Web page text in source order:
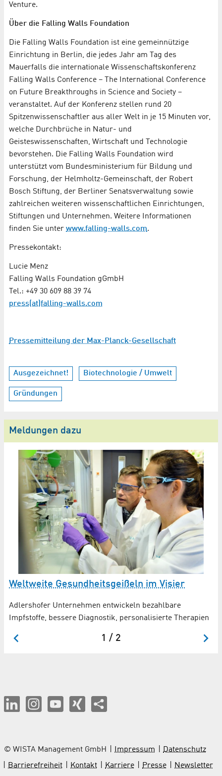
Venture.
Über die Falling Walls Foundation
Die Falling Walls Foundation ist eine gemeinnützige
Einrichtung in Berlin, die jedes Jahr am Tag des
Mauerfalls die internationale Wissenschaftskonferenz
Falling Walls Conference – The International Conference
on Future Breakthroughs in Science and Society –
veranstaltet. Auf der Konferenz stellen rund 20
Spitzenwissenschaftler aus aller Welt in je 15 Minuten vor,
welche Durchbrüche in Natur-­ und
Geisteswissenschaften, Wirtschaft und Technologie
bevorstehen. Die Falling Walls Foundation wird
unterstützt vom Bundesministerium für Bildung und
Forschung, der Helmholtz-­Gemeinschaft, der Robert
Bosch Stiftung, der Berliner Senatsverwaltung sowie
zahlreichen weiteren wissenschaftlichen Einrichtungen,
Stiftungen und Unternehmen. Weitere Informationen
finden Sie unter www.falling-walls.com.
Pressekontakt:
Lucie Menz
Falling Walls Foundation gGmbH
Tel.: +49 30 609 88 39 74
press(at)falling-walls.com
Pressemitteilung der Max-Planck-Gesellschaft
Ausgezeichnet! Biotechnologie / Umwelt
Gründungen
Meldungen dazu
Weltweite Gesundheitsgeißeln im Visier
Adlershofer Unternehmen entwickeln bezahlbare
Impfstoffe, bessere Diagnostik, personalisierte Therapien
1 / 2
© WISTA Management GmbH Impressum
Datenschutz
Barrierefreiheit
Kontakt Karriere Presse Newsletter